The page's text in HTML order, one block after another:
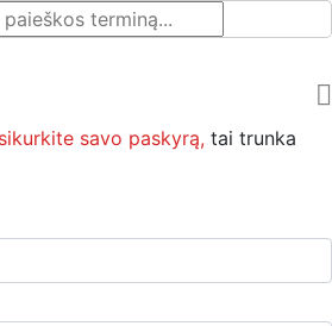
savo paskyrą, tai trunka